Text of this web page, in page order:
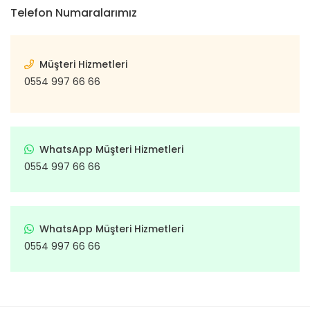
Telefon Numaralarımız
Müşteri Hizmetleri
0554 997 66 66
WhatsApp Müşteri Hizmetleri
0554 997 66 66
WhatsApp Müşteri Hizmetleri
0554 997 66 66